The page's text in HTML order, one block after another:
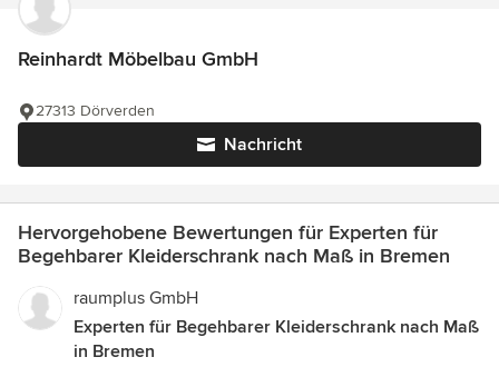
Reinhardt Möbelbau GmbH
Nachricht
27313 Dörverden
Hervorgehobene Bewertungen für Experten für
Begehbarer Kleiderschrank nach Maß in Bremen
raumplus GmbH
Experten für Begehbarer Kleiderschrank nach Maß
in Bremen